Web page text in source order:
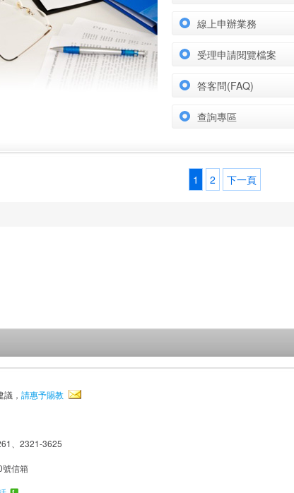
線上申辦業務
受理申請閱覽檔案
答客問(FAQ)
查詢專區
1 2 下一頁
， 請惠予賜教
、2321-3625
信箱